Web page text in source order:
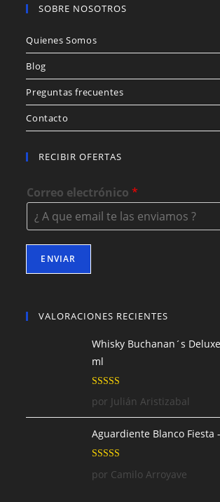
SOBRE NOSOTROS
Quienes Somos
Blog
Preguntas frecuentes
Contacto
RECIBIR OFERTAS
Correo electrónico*
ENVIAR
VALORACIONES RECIENTES
Whisky Buchanan´s
ml
Valorado con
5
de 5
por Julián Aristizabal
Aguardiente Blanco Fiesta
Valorado con
5
por Camilo Arroyave